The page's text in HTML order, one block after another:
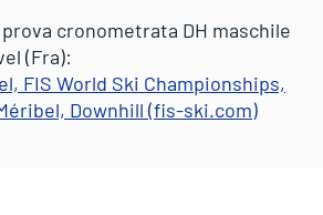
prova cronometrata DH maschile
(Fra):
FIS World Ski Championships,
Downhill (fis-ski.com)